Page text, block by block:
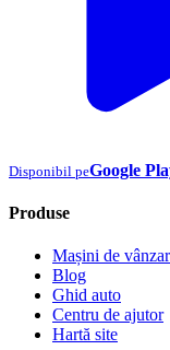
Disponibil peGoogle
Produse
Mașini de
Blog
Ghid auto
Centru de ajutor
Hartă site